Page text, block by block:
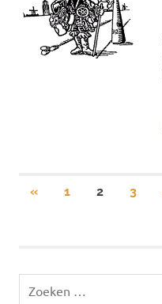
Berichten
«VORIGE
1 2 3
Zoeken